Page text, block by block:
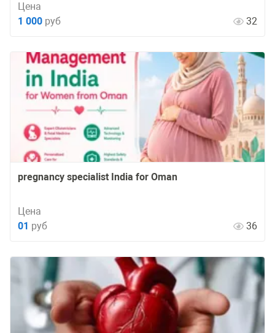
Цена
1 000 руб 32
pregnancy specialist India for Oman
Цена
01 руб 36